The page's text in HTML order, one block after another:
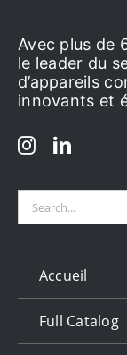
Avec plus de
le leader du
d’appareils
innovants et
Search
Accueil
Full Catalog